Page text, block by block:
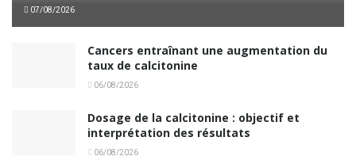
07/08/2026
Cancers entraînant une augmentation du
taux de calcitonine
06/08/2026
Dosage de la calcitonine : objectif et
interprétation des résultats
06/08/2026